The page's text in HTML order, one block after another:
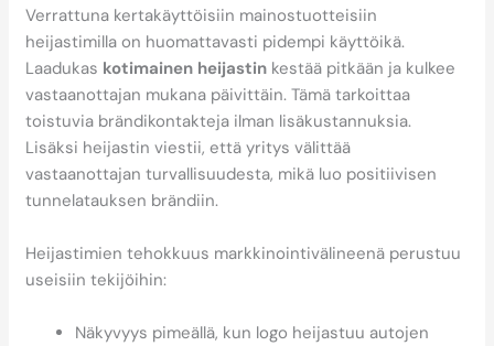
Verrattuna kertakäyttöisiin mainostuotteisiin
heijastimilla on huomattavasti pidempi käyttöikä.
Laadukas kotimainen heijastin kestää pitkään ja kulkee
vastaanottajan mukana päivittäin. Tämä tarkoittaa
toistuvia brändikontakteja ilman lisäkustannuksia.
Lisäksi heijastin viestii, että yritys välittää
vastaanottajan turvallisuudesta, mikä luo positiivisen
tunnelatauksen brändiin.
Heijastimien tehokkuus markkinointivälineenä perustuu
useisiin tekijöihin:
Näkyvyys pimeällä, kun logo heijastuu autojen